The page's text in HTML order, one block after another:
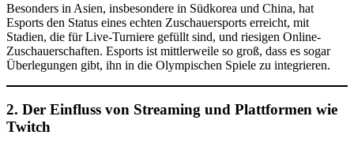
Besonders in Asien, insbesondere in Südkorea und China, hat
Esports den Status eines echten Zuschauersports erreicht, mit
Stadien, die für Live-Turniere gefüllt sind, und riesigen Online-
Zuschauerschaften. Esports ist mittlerweile so groß, dass es sogar
Überlegungen gibt, ihn in die Olympischen Spiele zu integrieren.
2. Der Einfluss von Streaming und Plattformen wie
Twitch